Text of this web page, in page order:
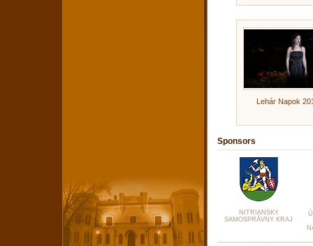
Lehár Napok
Sponsors
NITRIANSKY
SAMOSPRÁVNY KRAJ